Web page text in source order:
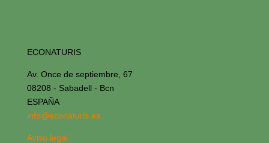
ECONATURIS
Av. Once de septiembre, 67
08208 - Sabadell - Bcn
ESPAÑA
info@econaturis.es
Aviso legal